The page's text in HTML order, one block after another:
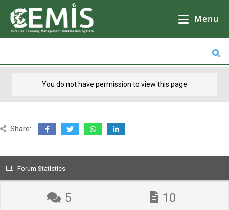
Menu
You do not have permission to view this page
Share:
Forum Statistics
5 10